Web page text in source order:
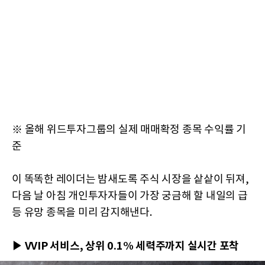
※ 올해 위드투자그룹의 실제 매매확정 종목 수익률 기
준
이 똑똑한 레이더는 밤새도록 주식 시장을 샅샅이 뒤져,
다음 날 아침 개인투자자들이 가장 궁금해 할 내일의 급
등 유망 종목을 미리 감지해낸다.
▶ VVIP 서비스, 상위 0.1% 세력주까지 실시간 포착